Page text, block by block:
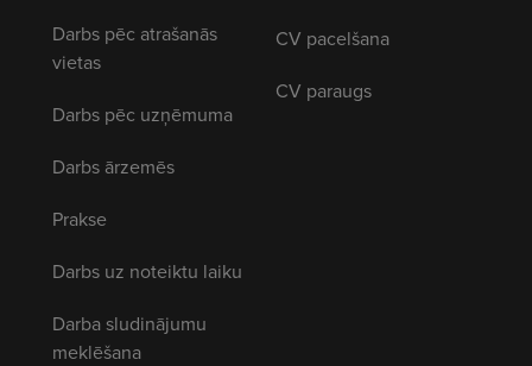
Darbs pēc atrašanās
vietas
Darbs pēc uzņēmuma
Darbs ārzemēs
Prakse
Darbs uz noteiktu laiku
Darba sludinājumu
meklēšana
CV pacelšana
CV paraugs